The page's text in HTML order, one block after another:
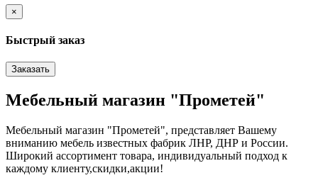
×
Быстрый заказ
Заказать
Мебельный магазин "Прометей"
Мебельный магазин "Прометей", представляет Вашему
вниманию мебель известных фабрик ЛНР, ДНР и России.
Широкий ассортимент товара, индивидуальный подход к
каждому клиенту,скидки,акции!